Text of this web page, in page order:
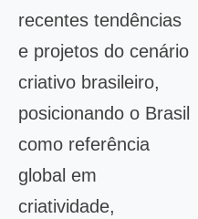
recentes tendências
e projetos do cenário
criativo brasileiro,
posicionando o Brasil
como referência
global em
criatividade,